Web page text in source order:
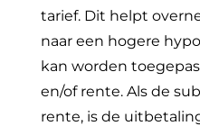
tarief. Dit helpt
naar een hogere
kan worden
en/of rente. Als de
rente, is de